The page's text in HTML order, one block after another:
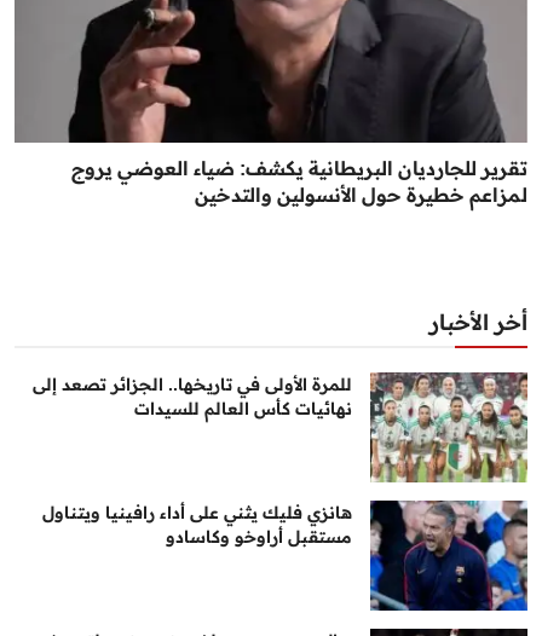
تقرير للجارديان البريطانية يكشف: ضياء العوضي يروج
لمزاعم خطيرة حول الأنسولين والتدخين
أخر الأخبار
للمرة الأولى في تاريخها.. الجزائر تصعد إلى
نهائيات كأس العالم للسيدات
هانزي فليك يثني على أداء رافينيا ويتناول
مستقبل أراوخو وكاسادو